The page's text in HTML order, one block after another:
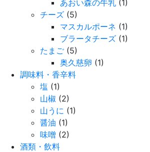
あおい森の牛乳 (1)
チーズ (5)
マスカルポーネ (1)
ブラータチーズ (1)
たまご (5)
奥久慈卵 (1)
調味料・香辛料
塩 (1)
山椒 (2)
山うに (1)
醤油 (1)
味噌 (2)
酒類・飲料